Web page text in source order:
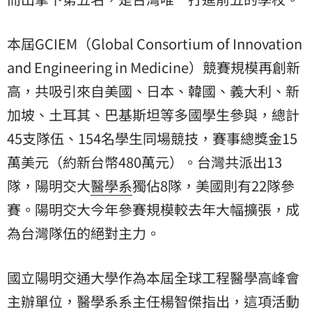
本屆GCIEM（Global Consortium of Innovation
and Engineering in Medicine）競賽規模再創新
高，共吸引來自美國、日本、韓國、義大利、新
加坡、土耳其、巴基斯坦等多國學生參與，總計
45支隊伍、154名學生同場競技，賽事總獎金15
萬美元（約新台幣480萬元）。台灣共派出13
隊，陽明交大醫學系獨佔8隊，美國則有22隊參
賽。陽明交大今年參賽規模較去年大幅擴張，成
為台灣隊伍的絕對主力。
國立陽明交通大學作為本屆全球工程醫學高峰會
主辦單位，醫學系系主任楊智傑指出，這項活動